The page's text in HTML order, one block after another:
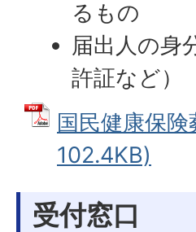
るもの
届出人の身
許証など）
国民健康保
102.4KB)
受付窓口